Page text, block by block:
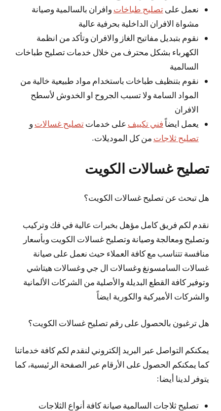
نعمل علىتصليح طباخات وافران بالسالمية وصيانة
مشواة الافران الداخلية بحرفية عالية
نقوم بتبديل مفاتيح الغاز والافران وتأكد من انظمة
الكهرباء بشكل محترف من خلال خدمات تصليح طباخات
السالمية
نقوم بتنظيف طباخات باستخدام مواد طبيعية خالية من
المواد السامة ولا تسبب الجروح او الخدوش لأسطح
الافران
يعمل ايضاًفني تكييف على خدماتتصليح غسالات و
تصليح ثلاجات من كل الموديلات.
تصليح غسالات الكويت
هل تبحث عن تصليح غسالات الكويت؟
نقدم لكم فريق كامل مؤهل بخبرات عالية في فك وتركيب
وتصليح ومعالجة وصيانة وتصليح غسالات الكويت وبأسعار
منافسة تتناسب مع كافة العملاء حيث نعمل على صيانة
غسالات السامسونغ وغسالات ال جي وغسالات هيتاشي
وتوفير كافة القطع البديلة والأصلية من الشركات الألمانية
والشركات الأميركية والكورية ايضاً
هل ترغبون بالحصول على رقم تصليح غسالات الكويت؟
يمكنكم التواصل عبر البريد إلكتروني لنقدم لكم كافة خدماتنا
كما يمكنكم الحصول على الأرقام عبر الصفحة الرئيسية، كما
يتوفر لدينا أيضا:
تصليح ثلاجات السالمية صيانة كافة أنواع الثلاجات